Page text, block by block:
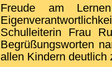
Freude am
Schulleiterin Frau
Begrüßungsworten
allen Kindern deutlich